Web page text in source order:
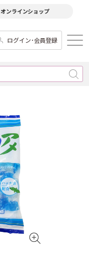
オンラインショップ
ログイン･会員登録